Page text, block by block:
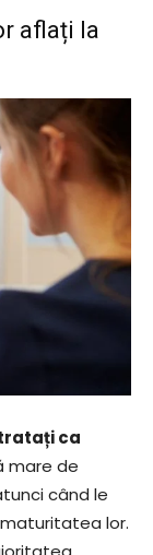
aflați la
ca
mare de
când le
lor.